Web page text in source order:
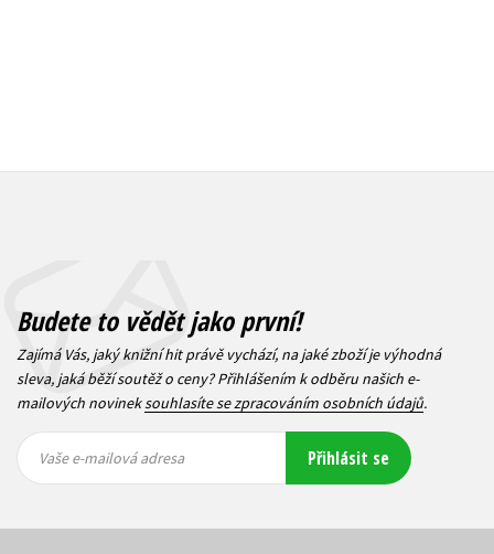
Budete to vědět jako první!
Zajímá Vás, jaký knižní hit právě vychází, na jaké zboží je výhodná
sleva, jaká běží soutěž o ceny? Přihlášením k odběru našich e-
mailových novineksouhlasíte se zpracováním osobních údajů.
mailová
mailová
Vaše e-mailová adresa Přihlásit se